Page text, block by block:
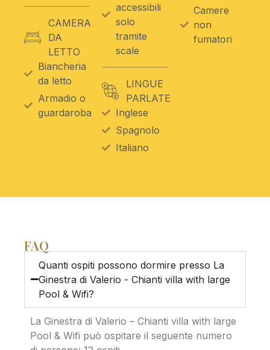
CAMERA
DA
LETTO
Biancheria
da letto
Armadio o
guardaroba
accessibili
solo
tramite
scale
LINGUE
PARLATE
Inglese
Spagnolo
Italiano
Camere
non
fumatori
FAQ
Quanti ospiti possono dormire presso La
Ginestra di Valerio - Chianti villa with large
Pool & Wifi?
La Ginestra di Valerio – Chianti villa with large
Pool & Wifi può ospitare il seguente numero